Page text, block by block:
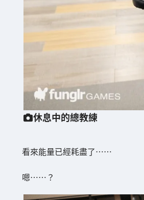
休息中的總教練
看來能量已經耗盡了……
嗯……？